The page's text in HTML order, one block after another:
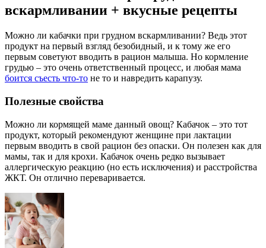
вскармливании + вкусные рецепты
Можно ли кабачки при грудном вскармливании? Ведь этот
продукт на первый взгляд безобидный, и к тому же его
первым советуют вводить в рацион малыша. Но кормление
грудью – это очень ответственный процесс, и любая мама
боится съесть что-то не то и навредить карапузу.
Полезные свойства
Можно ли кормящей маме данный овощ? Кабачок – это тот
продукт, который рекомендуют женщине при лактации
первым вводить в свой рацион без опаски. Он полезен как для
мамы, так и для крохи. Кабачок очень редко вызывает
аллергическую реакцию (но есть исключения) и расстройства
ЖКТ. Он отлично переваривается.